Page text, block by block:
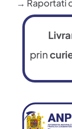
→ Raportati
prin